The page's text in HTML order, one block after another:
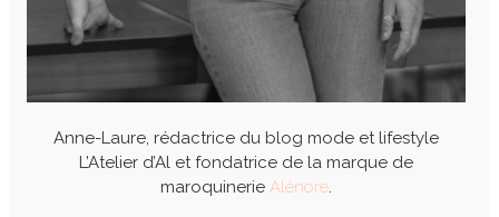
Anne-Laure, rédactrice du blog mode et lifestyle
L’Atelier d’Al et fondatrice de la marque de
maroquinerie Alénore.